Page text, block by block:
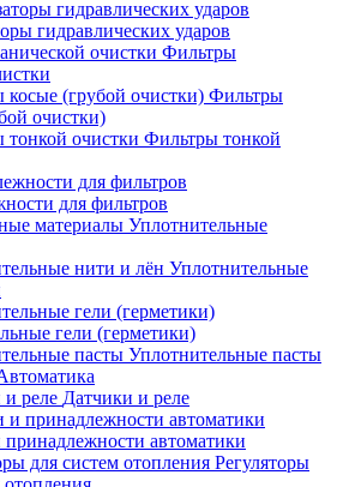
гидравлических ударов
Фильтры
Фильтры
очистки)
Фильтры тонкой
для фильтров
Уплотнительные
Уплотнительные
гели (герметики)
Уплотнительные пасты
Датчики и реле
принадлежности автоматики
Регуляторы